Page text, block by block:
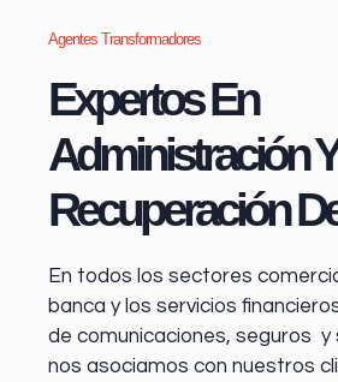
Agentes Transformadores
Expertos En
Administración Y
Recuperación
En todos los sectores
banca y los servicios
de comunicaciones, seguros y
nos asociamos con nuestros